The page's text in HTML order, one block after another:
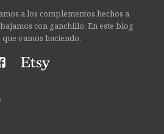
a los complementos hechos a
con ganchillo. En este blog
vamos haciendo.